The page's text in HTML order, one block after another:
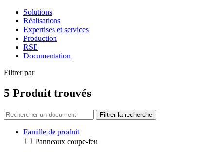
Solutions
Réalisations
Expertises et services
Production
RSE
Documentation
Filtrer par
5 Produit trouvés
Filtrer la recherche
Famille de produit
Panneaux coupe-feu